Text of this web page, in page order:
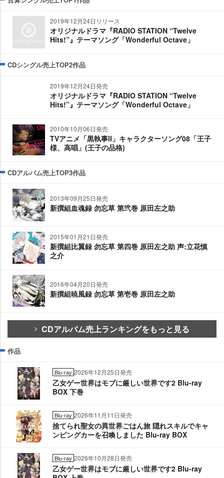
2019年12月24日リリース
オリジナルドラマ『RADIO STATION “Twelve
Hits!”』テーマソング「Wonderful Octave」
CDシングル売上TOP2作品
2019年12月24日発売
オリジナルドラマ『RADIO STATION “Twelve
Hits!”』テーマソング「Wonderful Octave」
2010年10月06日発売
TVアニメ「黒執事Ⅱ」キャラクターソング08「王子
様、高唱」(王子の品格)
CDアルバム売上TOP3作品
2013年09月25日発売
新撰組血魂録 勿忘草 第弐巻 原田左之助
2015年01月21日発売
新撰組比翼録 勿忘草 第四巻 原田左之助 声:立花慎
之介
2016年04月20日発売
新撰組暁風録 勿忘草 第壱巻 原田左之助
CDアルバム売上ランキングをもっと見る
作品
Blu-ray 2026年12月25日発売
乙女ゲー世界はモブに厳しい世界です2 Blu-ray
BOX 下巻
Blu-ray 2026年11月11日発売
捨てられ聖女の異世界ごはん旅 隠れスキルでキャ
ンピングカーを召喚しました Blu-ray BOX
Blu-ray 2026年10月28日発売
乙女ゲー世界はモブに厳しい世界です2 Blu-ray